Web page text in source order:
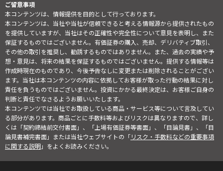
ご留意事項
本コンテンツは、情報提供を目的として行っております。
本コンテンツは、当社や当社が信頼できると考える情報源から提供されたもの
を提供していますが、当社はその正確性や完全性について意見を表明し、また
保証するものではございません。有価証券の購入、売却、デリバティブ取引、
その他の取引を推奨し、勧誘するものではありません。また、過去の実績や予
想・意見は、将来の結果を保証するものではございません。提供する情報等は
作成時現在のものであり、今後予告なしに変更または削除されることがござい
ます。当社は本コンテンツの内容に依拠してお客様が取った行動の結果に対し
責任を負うものではございません。投資にかかる最終決定は、お客様ご自身の
判断と責任でなさるようお願いいたします。
本コンテンツでは当社でお取扱している商品・サービス等について言及してい
る部分があります。商品ごとに手数料等およびリスクは異なりますので、詳し
くは「契約締結前交付書面」、「上場有価証券等書面」、「目論見書」、「目
論見書補完書面」または当社ウェブサイトの「リスク・手数料などの重要事項
に関する説明」をよくお読みください。